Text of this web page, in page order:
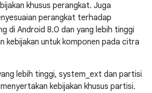
khusus perangkat. Juga
perangkat terhadap
di Android 8.0 dan yang lebih tinggi
kebijakan untuk komponen pada citra
lebih tinggi, system_ext dan partisi
kebijakan khusus partisi.